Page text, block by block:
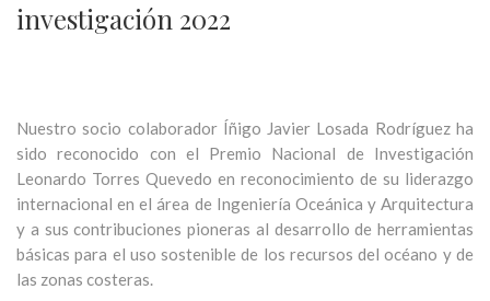
investigación 2022
Nuestro socio colaborador Íñigo Javier Losada Rodríguez ha
sido reconocido con el Premio Nacional de Investigación
Leonardo Torres Quevedo en reconocimiento de su liderazgo
internacional en el área de Ingeniería Oceánica y Arquitectura
y a sus contribuciones pioneras al desarrollo de herramientas
básicas para el uso sostenible de los recursos del océano y de
las zonas costeras.